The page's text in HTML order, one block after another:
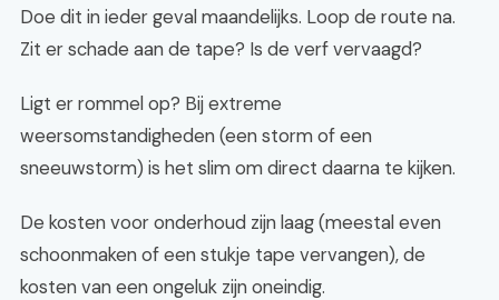
Doe dit in ieder geval maandelijks. Loop de route na.
Zit er schade aan de tape? Is de verf vervaagd?
Ligt er rommel op? Bij extreme
weersomstandigheden (een storm of een
sneeuwstorm) is het slim om direct daarna te kijken.
De kosten voor onderhoud zijn laag (meestal even
schoonmaken of een stukje tape vervangen), de
kosten van een ongeluk zijn oneindig.